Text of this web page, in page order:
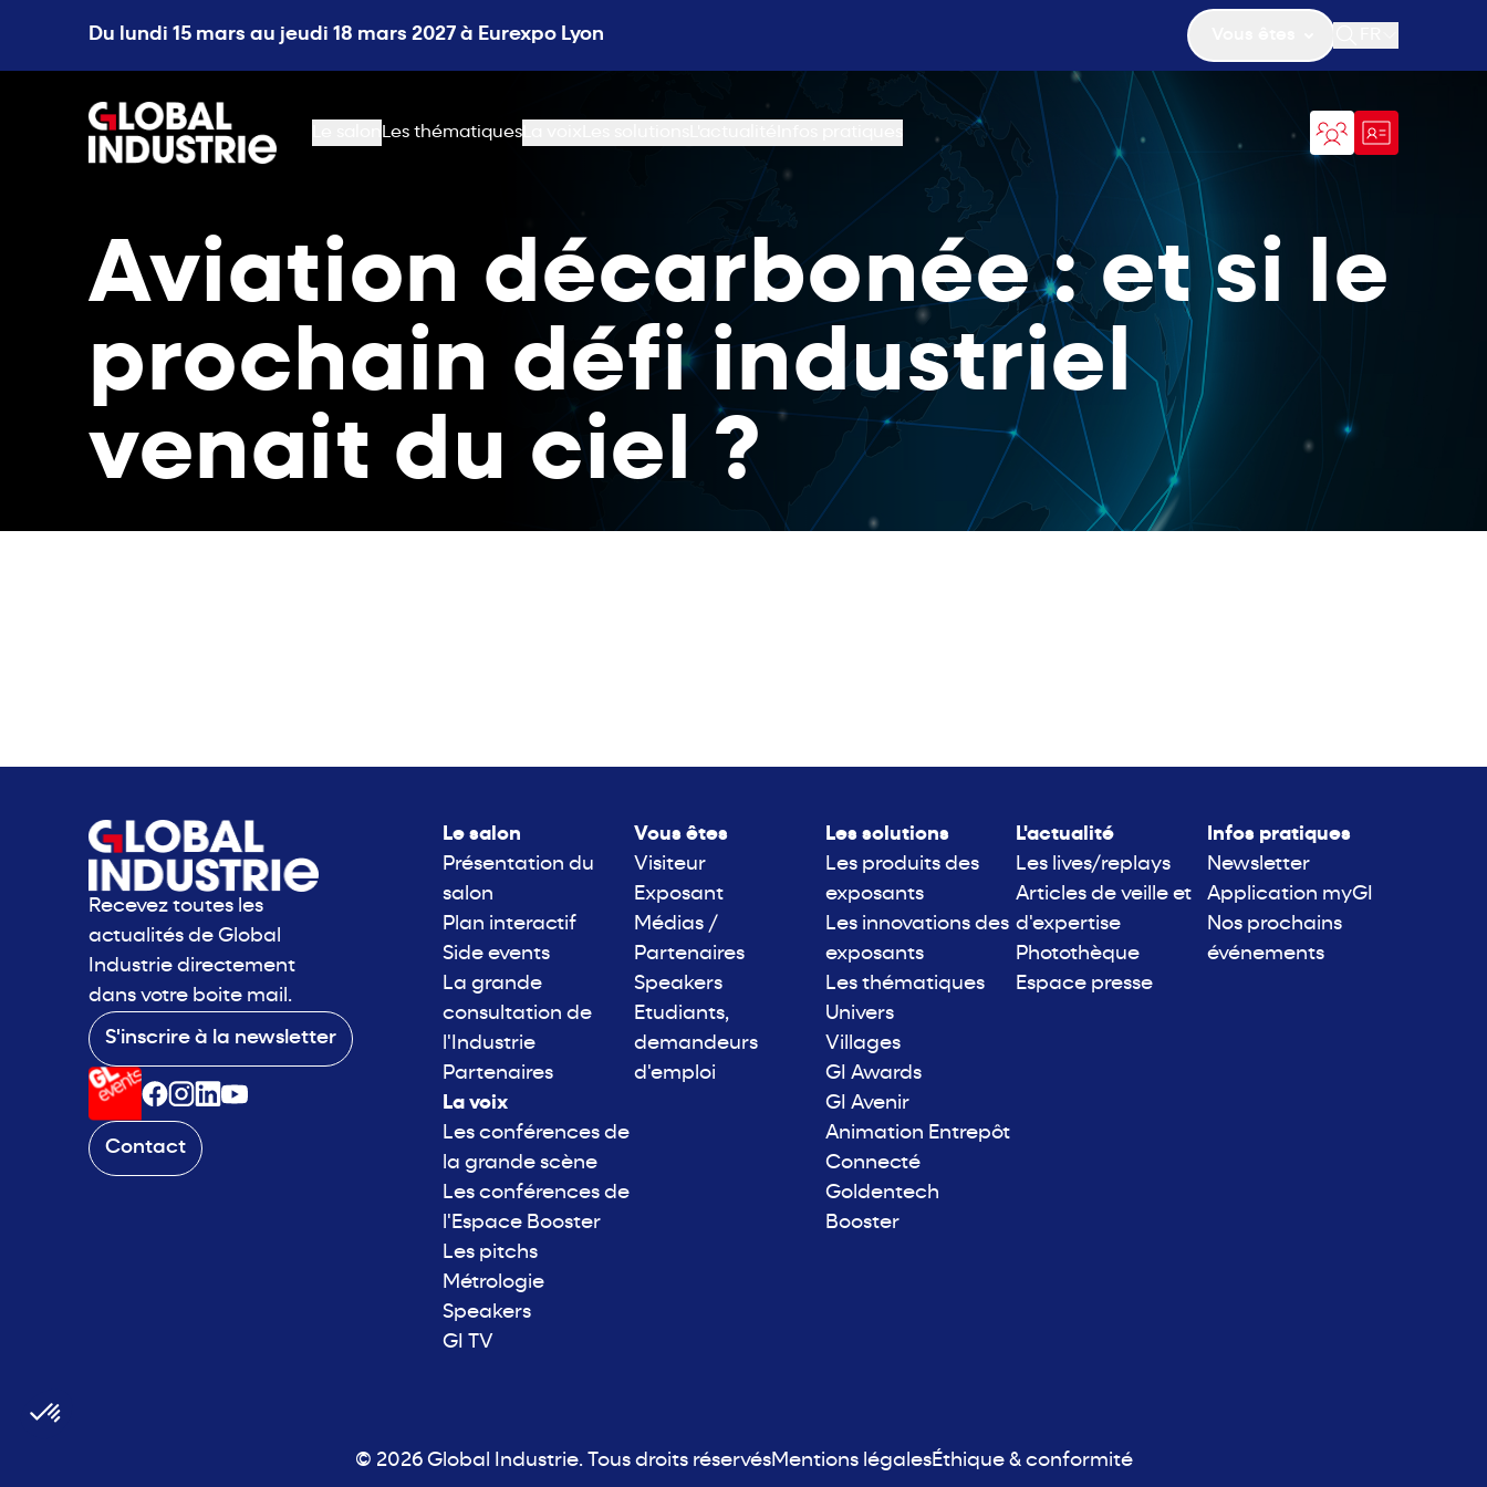
Du lundi 15 mars au jeudi 18 mars 2027 à Eurexpo Lyon
Ouvrir la
page.home
Les thématiques
Aviation décarbonée : et si le
prochain défi industriel
venait du ciel ?
Recevez toutes les
actualités de Global
Industrie directement
dans votre boite mail.
S'inscrire à la newsletter
Contact
Le salon
Présentation du
salon
Plan interactif
Side events
La grande
consultation de
l'Industrie
Partenaires
La voix
Les conférences de
la grande scène
Les conférences de
l'Espace Booster
Les pitchs
Métrologie
Speakers
GI TV
Vous êtes
Visiteur
Exposant
Médias /
Partenaires
Speakers
Etudiants,
demandeurs
d'emploi
Les solutions
Les produits des
exposants
Les innovations des
exposants
Les thématiques
Univers
Villages
GI Awards
GI Avenir
Animation Entrepôt
Connecté
Goldentech
Booster
L'actualité
Les lives/replays
Articles de veille et
d'expertise
Photothèque
Espace presse
Infos pratiques
Newsletter
Application myGI
Nos prochains
événements
© 2026 Global Industrie. Tous droits réservésMentions légalesÉthique & conformité